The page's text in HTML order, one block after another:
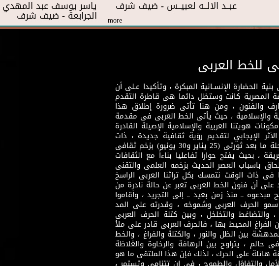
ياسر يوسف عبد المهدي
الجرابعة - ضيف شرف
عبــد الالــه لعبيــس - ضيف شرف
more
للخط العربى
الحضارة الإنسـانية المبكرة ، وتأكيدا عـلى أن
المصرية كانت وستظل دائما هى قاطرة التقدم
والفنون ، ومن هنا تأتى ضرورة إطلاق هذا
والإسلامية ، حيث يأتى الخط العربى فى مقدمة
هويتنا العربية والإسلامية الإصيلة القادرة
الإيجابي لتقديم رؤية ثقافية جديدة ، ذات
مضمون ثقافى قادر على إثراء مرحلة ما بعد ثورتى (25 يناير و30 يونيو) بزخم ثقافى
، بحيث يفتح حوارا تفاعليا بناءاً مع الثقافات
باسباب العصر الحديث بزخمه العلمى والتقنى
ذات الوقت نتمسك بكل تراثنا العربى الراسخ
على أن فنون الخط العربى تعبر عن حالة نادرة من
مبدعوه ــ منذ زمن بعيد ــ إلى التجريد ، وأقاموا
الحرف العربى وشموخه ، وقدرته على المد
والتضاغط والتخلخل ، وبين كتلة الحرف العربى
الفراغ المحيط بها ، فالحرف العربى قادر على ملأ
بين الظل والنور ، والكتلة والفراغ ، والخط
، يتراوح بين الرهافة والرخاوة والغلاظة
هائلة على الحرك ، لذلك فإن هذا الملتقى ما هو